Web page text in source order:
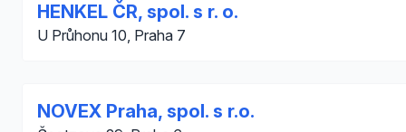
HENKEL ČR, spol. s r. o.
U Průhonu 10, Praha 7
NOVEX Praha, spol. s r.o.